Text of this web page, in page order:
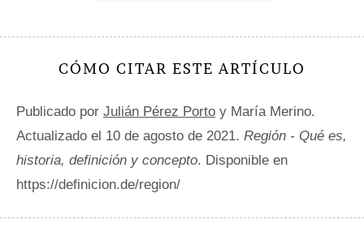
CÓMO CITAR ESTE ARTÍCULO
Publicado por Julián Pérez Porto y María Merino.
Actualizado el 10 de agosto de 2021. Región - Qué es,
historia, definición y concepto. Disponible en
https://definicion.de/region/